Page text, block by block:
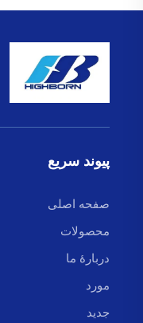
پیوند سریع
صفحه اصلی
محصولات
دربارهٔ ما
مورد
جدید